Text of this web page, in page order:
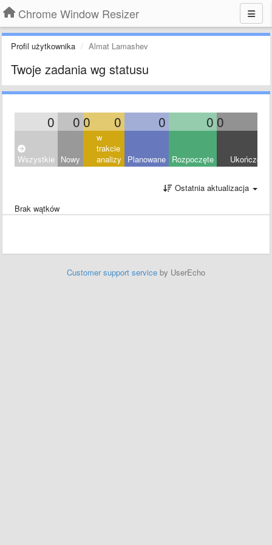
Chrome Window Resizer
Profil użytkownika Almat Lamashev
Twoje zadania wg statusu
0 0 0 0 0 0 0
Wszystkie Nowy
w
trakcie
analizy
Planowane Rozpoczęte Ukończony
Ostatnia aktualizacja
Brak wątków
Customer support service by UserEcho